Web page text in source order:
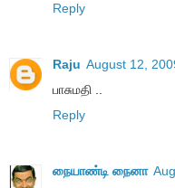
Reply
Raju August 12,
பாசுமதி ..
Reply
நையாண்டி நைனா